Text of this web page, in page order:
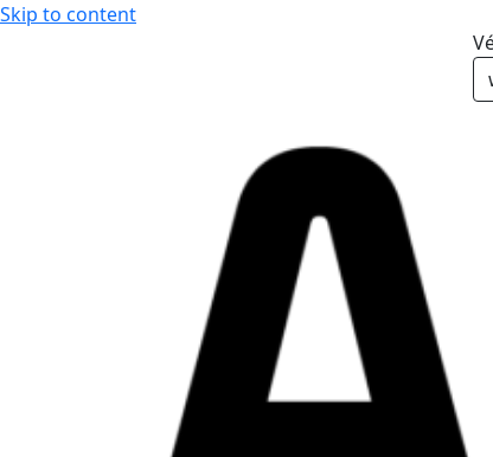
Skip to content